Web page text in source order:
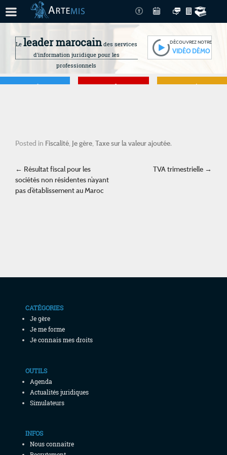
Le leader marocaindes services
d'information juridique pour les
professionnels
DÉCOUVREZ NOTRE
VIDÉO DÉMO
Je gère Je me forme
Je connais mes
Posted in Fiscalité Je gère Taxe sur la valeur ajoutée.
Post navigation
← Résultat fiscal pour les
sociétés non résidentes n’ayant
pas d’établissement au Maroc
TVA trimestrielle →
CATÉGORIES
Je gère
Je me forme
Je connais mes droits
OUTILS
Agenda
Actualités juridiques
Simulateurs
INFOS
Nous connaitre